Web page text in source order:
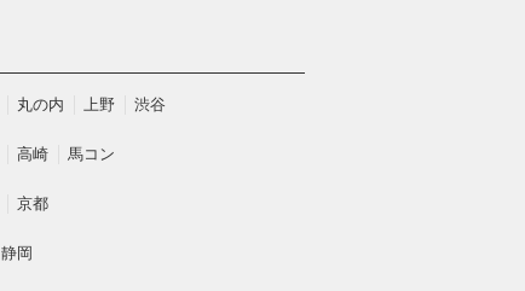
丸の内 上野 渋谷
高崎 馬コン
京都
静岡